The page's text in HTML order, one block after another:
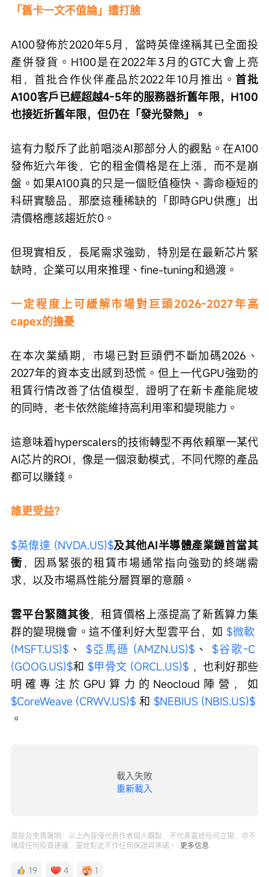
「舊卡一文不值論」遭打臉
A100發佈於2020年5月，當時英偉達稱其已全面投
產併發貨。H100是在2022年3月的GTC大會上亮
相，首批合作伙伴產品於2022年10月推出。 首批
A100客戶已經超越4-5年的服務器折舊年限，H100
也接近折舊年限，但仍在「發光發熱」。
這有力駁斥了此前唱淡AI那部分人的觀點。在A100
發佈近六年後，它的租金價格是在上漲，而不是崩
盤。如果A100真的只是一個貶值極快、壽命極短的
科研實驗品，那麼這種稀缺的「即時GPU供應」出
清價格應該趨近於0。
但現實相反，長尾需求強勁，特別是在最新芯片緊
缺時，企業可以用來推理、fine-tuning和過渡。
一定程度上可緩解市場對巨頭2026-2027年高
capex的擔憂
在本次業績期，市場已對巨頭們不斷加碼2026、
2027年的資本支出感到恐慌。但上一代GPU強勁的
租賃行情改善了估值模型，證明了在新卡產能爬坡
的同時，老卡依然能維持高利用率和變現能力。
這意味着hyperscalers的技術轉型不再依賴單一某代
AI芯片的ROI，像是一個滾動模式，不同代際的產品
都可以賺錢。
誰更受益？
$英偉達 (NVDA.US)$及其他AI半導體產業鏈首當其
衝，因爲緊張的租賃市場通常指向強勁的終端需
求，以及市場爲性能分層買單的意願。
雲平台緊隨其後，租賃價格上漲提高了新舊算力集
群的變現機會。這不僅利好大型雲平台，如 $微軟
(MSFT.US)$ 、 $亞馬遜 (AMZN.US)$ 、 $谷歌-C
(GOOG.US)$和 $甲骨文 (ORCL.US)$ ，也利好那些
明確專注於GPU算力的Neocloud陣營，如
$CoreWeave (CRWV.US)$ 和 $NEBIUS (NBIS.US)$
。
載入失敗
重新載入
風險及免責聲明：以上內容僅代表作者個人觀點，不代表富途任何立場，亦不
構成任何投資建議，富途對此不作任何保證與承諾。
更多信息
19 4 1